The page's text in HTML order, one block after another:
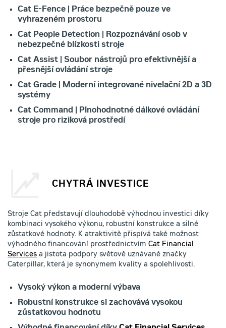
Cat E-Fence | Práce bezpečně pouze ve
vyhrazeném prostoru
Cat People Detection | Rozpoznávání osob v
nebezpečné blízkosti stroje
Cat Assist | Soubor nástrojů pro efektivnější a
přesnější ovládání stroje
Cat Grade | Moderní integrované nivelační 2D a 3D
systémy
Cat Command | Plnohodnotné dálkové ovládání
stroje pro riziková prostředí
CHYTRÁ INVESTICE
Stroje Cat představují dlouhodobě výhodnou investici díky
kombinaci vysokého výkonu, robustní konstrukce a silné
zůstatkové hodnoty. K atraktivitě přispívá také možnost
výhodného financování prostřednictvím Cat Financial
Services a jistota podpory světově uznávané značky
Caterpillar, která je synonymem kvality a spolehlivosti.
Vysoký výkon a moderní výbava
Robustní konstrukce si zachovává vysokou
zůstatkovou hodnotu